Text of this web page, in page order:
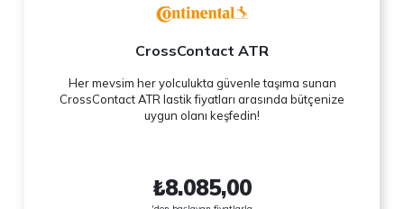
CrossContact ATR
Her mevsim her yolculukta güvenle taşıma sunan
CrossContact ATR lastik fiyatları arasında bütçenize
uygun olanı keşfedin!
₺8.085,00